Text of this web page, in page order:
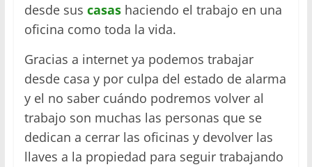
desde sus casashaciendo el trabajo en una
oficina como toda la vida.
Gracias a internet ya podemos trabajar
desde casa y por culpa del estado de alarma
y el no saber cuándo podremos volver al
trabajo son muchas las personas que se
dedican a cerrar las oficinas y devolver las
llaves a la propiedad para seguir trabajando